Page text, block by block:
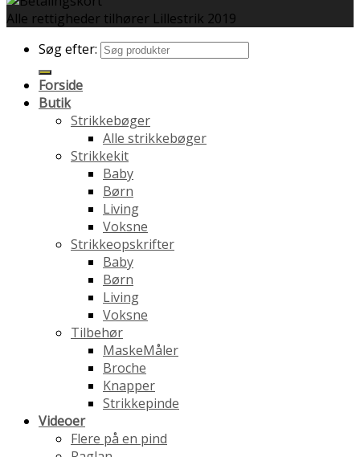
Alle rettigheder tilhører Lillestrik 2019
Søg efter:
Forside
Butik
Strikkebøger
Alle strikkebøger
Strikkekit
Baby
Børn
Living
Voksne
Strikkeopskrifter
Baby
Børn
Living
Voksne
Tilbehør
MaskeMåler
Broche
Knapper
Strikkepinde
Videoer
Flere på en pind